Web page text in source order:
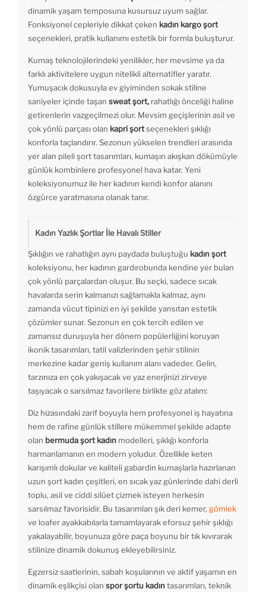
dinamik yaşam temposuna kusursuz uyum sağlar.
Fonksiyonel cepleriyle dikkat çeken kadın kargo şort
seçenekleri, pratik kullanımı estetik bir formla buluşturur.
Kumaş teknolojilerindeki yenilikler, her mevsime ya da
farklı aktivitelere uygun nitelikli alternatifler yaratır.
Yumuşacık dokusuyla ev giyiminden sokak stiline
saniyeler içinde taşan sweat şort, rahatlığı önceliği haline
getirenlerin vazgeçilmezi olur. Mevsim geçişlerinin asil ve
çok yönlü parçası olan kapri şortseçenekleri şıklığı
konforla taçlandırır. Sezonun yükselen trendleri arasında
yer alan pileli şort tasarımları, kumaşın akışkan dökümüyle
günlük kombinlere profesyonel hava katar. Yeni
koleksiyonumuz ile her kadının kendi konfor alanını
özgürce yaratmasına olanak tanır.
Kadın Yazlık Şortlar İle Havalı Stiller
Şıklığın ve rahatlığın aynı paydada buluştuğu kadın şort
koleksiyonu, her kadının gardırobunda kendine yer bulan
çok yönlü parçalardan oluşur. Bu seçki, sadece sıcak
havalarda serin kalmanızı sağlamakla kalmaz, aynı
zamanda vücut tipinizi en iyi şekilde yansıtan estetik
çözümler sunar. Sezonun en çok tercih edilen ve
zamansız duruşuyla her dönem popülerliğini koruyan
ikonik tasarımları, tatil valizlerinden şehir stilinin
merkezine kadar geniş kullanım alanı vadeder. Gelin,
tarzınıza en çok yakışacak ve yaz enerjinizi zirveye
taşıyacak o sarsılmaz favorilere birlikte göz atalım:
Diz hizasındaki zarif boyuyla hem profesyonel iş hayatına
hem de rafine günlük stillere mükemmel şekilde adapte
olan bermuda şort kadın modelleri, şıklığı konforla
harmanlamanın en modern yoludur. Özellikle keten
karışımlı dokular ve kaliteli gabardin kumaşlarla hazırlanan
uzun şort kadın çeşitleri, en sıcak yaz günlerinde dahi derli
toplu, asil ve ciddi silüet çizmek isteyen herkesin
sarsılmaz favorisidir. Bu tasarımları şık deri kemer, gömlek
ve loafer ayakkabılarla tamamlayarak eforsuz şehir şıklığı
yakalayabilir, boyunuza göre paça boyunu bir tık kıvırarak
stilinize dinamik dokunuş ekleyebilirsiniz.
Egzersiz saatlerinin, sabah koşularının ve aktif yaşamın en
dinamik eşlikçisi olan spor şortu kadıntasarımları, teknik